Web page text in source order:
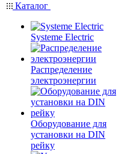
Каталог
Systeme Electric
Распределение
электроэнергии
Оборудование для
установки на DIN
рейку